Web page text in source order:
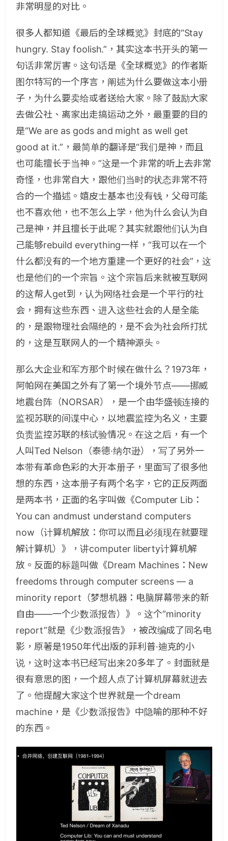
非常明显的对比。
很多人都知道《最后的全球概览》封底的“Stay
hungry. Stay foolish.”，其实这本书开头的第一
句话非常厉害。这句话是《全球概览》的作者斯
图尔特写的一个序言，阐述为什么要做这本小册
子，为什么要卖给或者送给大家。除了鼓励大家
去做公社、离家出走搞运动之外，最重要的目的
是“We are as gods and might as well get
good at it.”，最简单的翻译是“我们是神，而且
也可能擅长于当神。”这是一个非常的听上去非常
奇怪，也非常自大，跟他们当时的状态非常不符
合的一个描述。嬉皮士基本也没有钱，父母可能
也不喜欢他，也不怎么上学，他为什么会认为自
己是神，并且擅长于此呢？其实就跟他们认为自
己能够rebuild everything一样，“我可以在一个
什么都没有的一个地方重建一个更好的社会”，这
也是他们的一个宗旨。这个宗旨后来就被互联网
的这帮人get到，认为网络社会是一个平行的社
会，拥有这些东西、进入这些社会的人是全能
的，是跟物理社会隔绝的，是不会为社会所打扰
的，这是互联网人的一个精神源头。
那么大企业和军方那个时候在做什么？1973年，
阿帕网在美国之外有了第一个境外节点——挪威
地震台阵（NORSAR），是一个由华盛顿连接的
监视苏联的间谍中心，以地震监控为名义，主要
负责监控苏联的核试验情况。在这之后，有一个
人叫Ted Nelson（泰德·纳尔逊），写了另外一
本带有革命色彩的大开本册子，里面写了很多他
想的东西，这本册子有两个名字，它的正反两面
是两本书，正面的名字叫做《Computer Lib：
You can andmust understand computers
now（计算机解放：你可以而且必须现在就要理
解计算机）》，讲computer liberty计算机解
放。反面的标题叫做《Dream Machines：New
freedoms through computer screens — a
minority report（梦想机器：电脑屏幕带来的新
自由——一个少数派报告）》。这个“minority
report”就是《少数派报告》，被改编成了同名电
影，原著是1950年代出版的菲利普·迪克的小
说，这时这本书已经写出来20多年了。封面就是
很有意思的图，一个超人点了计算机屏幕就进去
了。他提醒大家这个世界就是一个dream
machine，是《少数派报告》中隐喻的那种不好
的东西。